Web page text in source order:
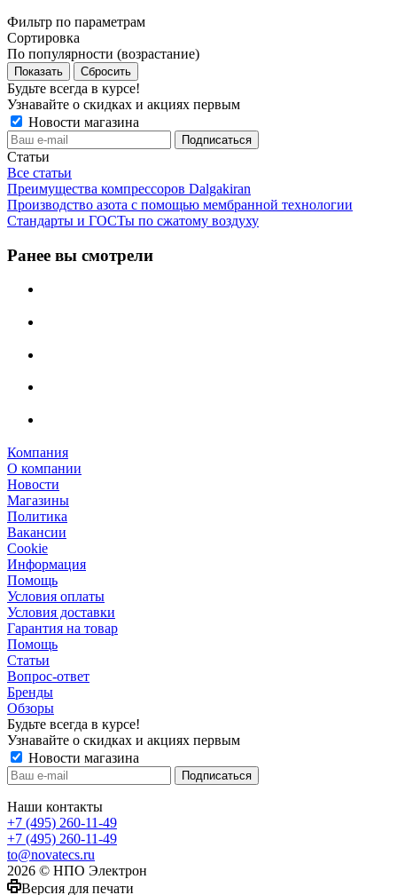
Фильтр по параметрам
Сортировка
По популярности (возрастание)
Сбросить
Будьте всегда в курсе!
Узнавайте о скидках и акциях первым
Новости магазина
Статьи
Все статьи
Преимущества компрессоров Dalgakiran
Производство азота с помощью мембранной технологии
Стандарты и ГОСТы по сжатому воздуху
Ранее вы смотрели
Компания
О компании
Новости
Магазины
Политика
Вакансии
Сookie
Информация
Помощь
Условия оплаты
Условия доставки
Гарантия на товар
Помощь
Статьи
Вопрос-ответ
Бренды
Обзоры
Будьте всегда в курсе!
Узнавайте о скидках и акциях первым
Новости магазина
Наши контакты
+7 (495) 260-11-49
+7 (495) 260-11-49
to@novatecs.ru
2026 © НПО Электрон
Версия для печати